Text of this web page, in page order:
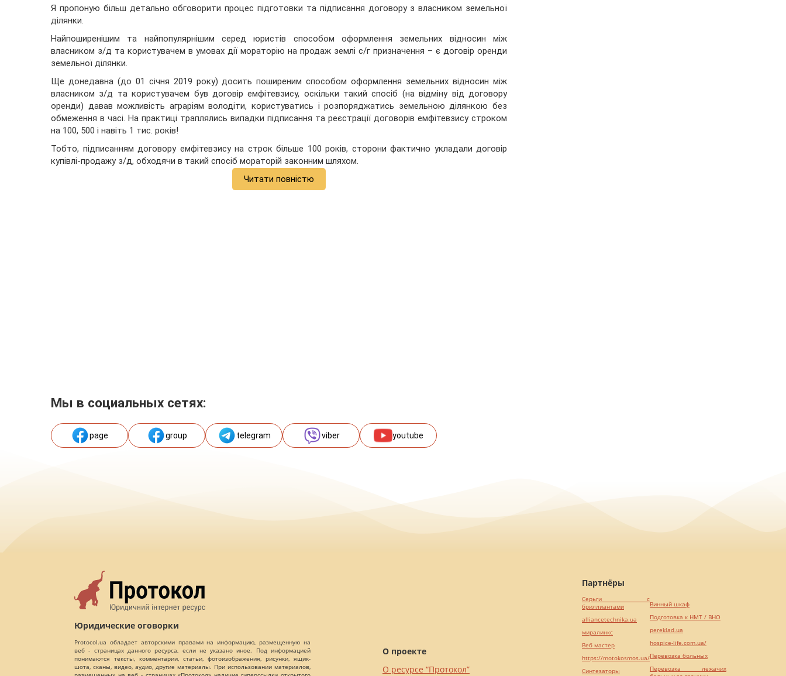
Я пропоную більш детально обговорити процес підготовки та підписання договору з власником земельної
ділянки.
Найпоширенішим та найпопулярнішим серед юристів способом оформлення земельних відносин між
власником з/д та користувачем в умовах дії мораторію на продаж землі с/г призначення – є договір оренди
земельної ділянки.
Ще донедавна (до 01 січня 2019 року) досить поширеним способом оформлення земельних відносин між
власником з/д та користувачем був договір емфітевзису, оскільки такий спосіб (на відміну від договору
оренди) давав можливість аграріям володіти, користуватись і розпоряджатись земельною ділянкою без
обмеження в часі. На практиці траплялись випадки підписання та реєстрації договорів емфітевзису строком
на 100, 500 і навіть 1 тис. років!
Тобто, підписанням договору емфітевзису на строк більше 100 років, сторони фактично укладали договір
купівлі-продажу з/д, обходячи в такий спосіб мораторій законним шляхом.
Читати повністю
Мы в социальных сетях:
page group telegram viber youtube
Юридические оговорки
Protocol.ua обладает авторскими правами на информацию, размещенную на
веб - страницах данного ресурса, если не указано иное. Под информацией
понимаются тексты, комментарии, статьи, фотоизображения, рисунки, ящик-
шота, сканы, видео, аудио, другие материалы. При использовании материалов,
О проекте
О ресурсе “Протокол”
Партнёры
Серьги с
бриллиантами
alliancetechnika.ua
миралинкс
Веб мастер
https://motokosmos.ua/
Синтезаторы
Винный шкаф
Подготовка к НМТ / ВНО
pereklad.ua
hospice-life.com.ua/
Перевозка больных
Перевозка лежачих